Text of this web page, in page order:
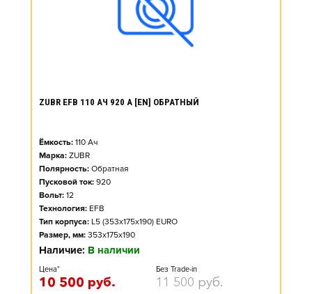
ZUBR EFB 110 АЧ 920 А [EN] ОБРАТНЫЙ
Ёмкость: 110 Ач
Марка: ZUBR
Полярность: Обратная
Пусковой ток: 920
Вольт: 12
Технология: EFB
Тип корпуса: L5 (353x175x190) EURO
Размер, мм: 353x175x190
Наличие: В наличии
Цена*
10 500 руб.
Без Trade-in
11 500 руб.